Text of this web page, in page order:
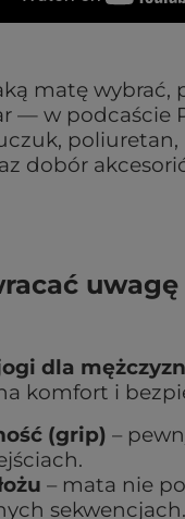
matę
— w
dobór
dla mężczyzn
komfort i
(grip) –
– mata nie
sekwencjach.